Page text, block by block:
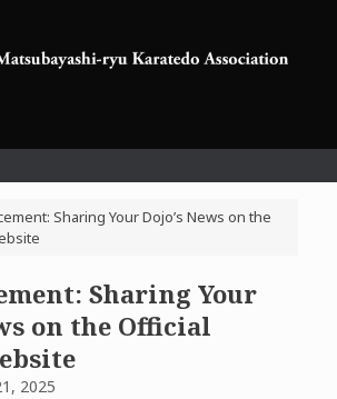
Sharing Your Dojo’s News on the
Sharing Your
on the Official
2025